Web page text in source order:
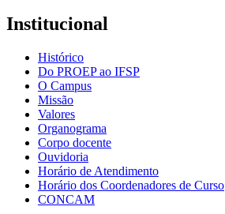
Institucional
Histórico
Do PROEP ao IFSP
O Campus
Missão
Valores
Organograma
Corpo docente
Ouvidoria
Horário de Atendimento
Horário dos Coordenadores de Curso
CONCAM